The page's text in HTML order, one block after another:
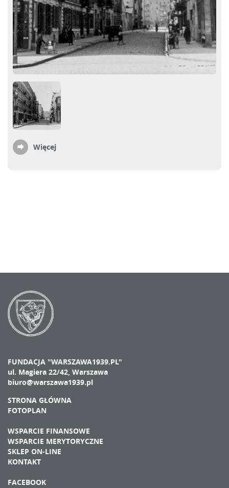
Więcej
FUNDACJA "WARSZAWA1939.PL"
ul. Magiera 22/42, Warszawa
biuro@warszawa1939.pl
STRONA GŁÓWNA
FOTOPLAN
WSPARCIE FINANSOWE
WSPARCIE MERYTORYCZNE
SKLEP ON-LINE
KONTAKT
FACEBOOK